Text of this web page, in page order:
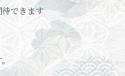
待できます